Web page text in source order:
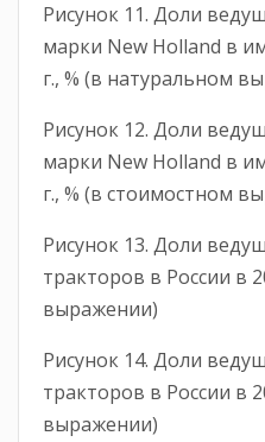
Рисунок 11. Доли
марки New Holland в
г., % (в натуральном
Рисунок 12. Доли
марки New Holland в
г., % (в стоимостном
Рисунок 13. Доли
тракторов в России в
выражении)
Рисунок 14. Доли
тракторов в России в
выражении)